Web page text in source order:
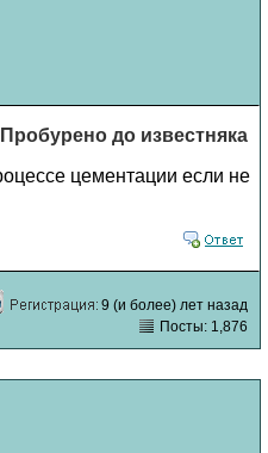
до известняка
цементации если не
9 (и более) лет назад
Посты: 1,876